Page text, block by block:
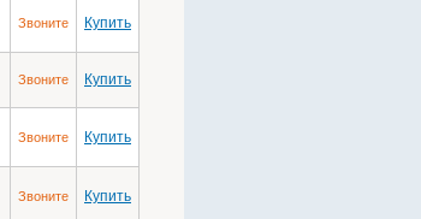
Звоните Купить
Звоните Купить
Звоните Купить
Звоните Купить